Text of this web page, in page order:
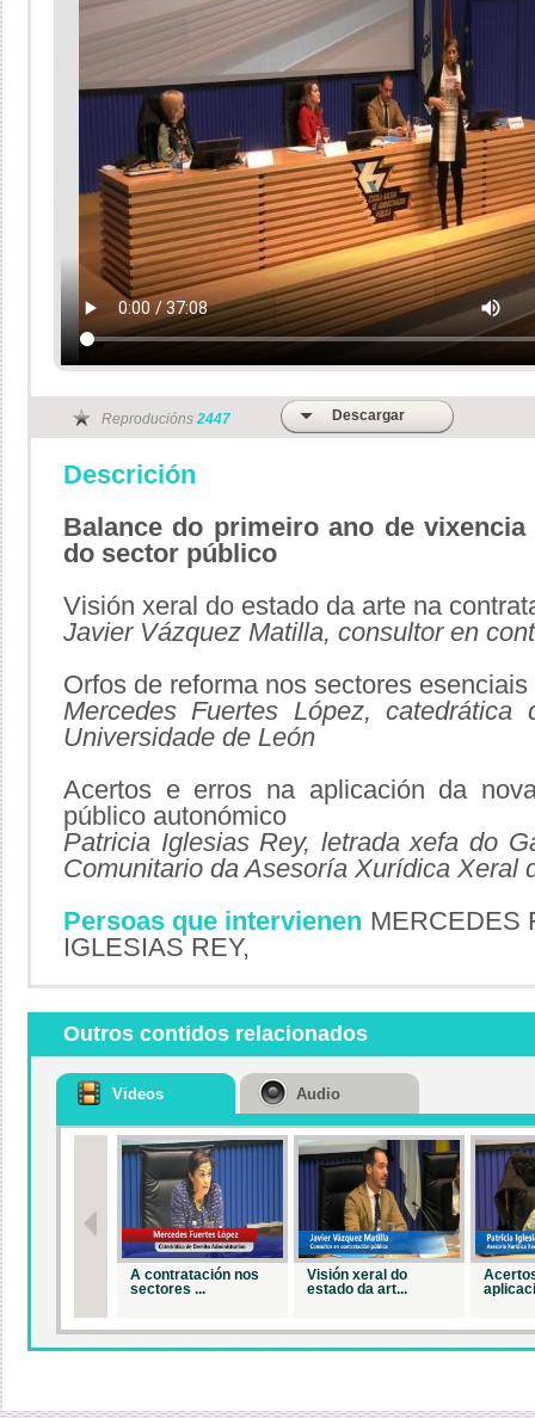
Reproducións 2447 Descargar
Descrición
Balance do primeiro ano de
do sector público
Visión xeral do estado da arte na
Javier Vázquez Matilla, consultor en
Orfos de reforma nos sectores esenciais
Mercedes Fuertes López, catedrática
Universidade de León
Acertos e erros na aplicación da
público autonómico
Patricia Iglesias Rey, letrada xefa do
Comunitario da Asesoría Xurídica Xeral
Persoas que intervienen MERCEDES
IGLESIAS REY,
Outros contidos relacionados
Videos
A contratación nos
sectores ...
Visión xeral do
estado da art...
Audio